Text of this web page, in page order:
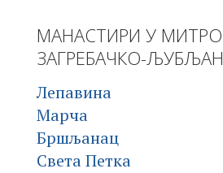
МАНАСТИРИ У
ЗАГРЕБАЧКО-
Лепавина
Марча
Бршљанац
Света Петка